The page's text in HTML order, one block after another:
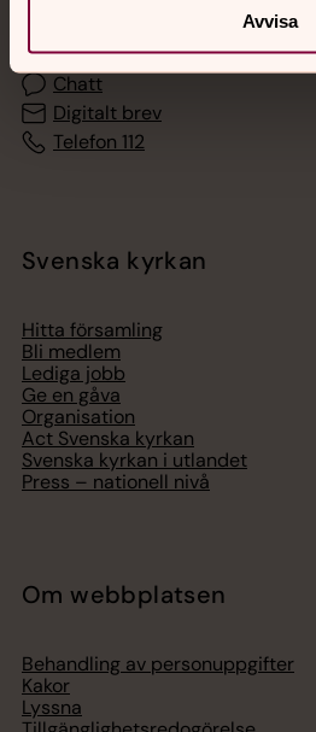
Avvisa
med en präst på kvällar och nätter.
Chatt
Digitalt brev
Telefon 112
Svenska kyrkan
Hitta församling
Bli medlem
Lediga jobb
Ge en gåva
Organisation
Act Svenska kyrkan
Svenska kyrkan i utlandet
Press – nationell nivå
Om webbplatsen
Behandling av personuppgifter
Kakor
Lyssna